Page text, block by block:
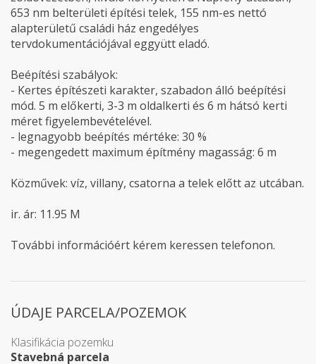
653 nm belterületi építési telek, 155 nm-es nettó
alapterületű családi ház engedélyes
tervdokumentációjával eggyütt eladó.
Beépítési szabályok:
- Kertes építészeti karakter, szabadon álló beépítési
mód. 5 m előkerti, 3-3 m oldalkerti és 6 m hátsó kerti
méret figyelembevételével.
- legnagyobb beépítés mértéke: 30 %
- megengedett maximum építmény magasság: 6 m
Közművek: víz, villany, csatorna a telek előtt az utcában.
ir. ár: 11.95 M
További információért kérem keressen telefonon.
ÚDAJE PARCELA/POZEMOK
Klasifikácia pozemku
Stavebná parcela